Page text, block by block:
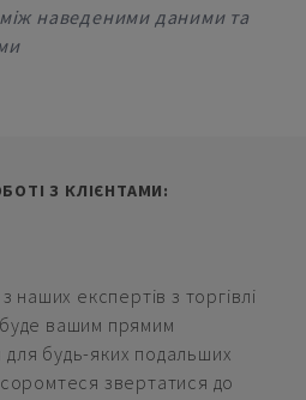
наведеними даними та
З КЛІЄНТАМИ:
наших експертів з торгівлі
вашим прямим
будь-яких подальших
звертатися до